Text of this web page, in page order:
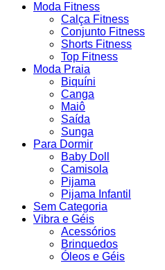
Moda Fitness
Calça Fitness
Conjunto Fitness
Shorts Fitness
Top Fitness
Moda Praia
Biquíni
Canga
Maiô
Saída
Sunga
Para Dormir
Baby Doll
Camisola
Pijama
Pijama Infantil
Sem Categoria
Vibra e Géis
Acessórios
Brinquedos
Óleos e Géis